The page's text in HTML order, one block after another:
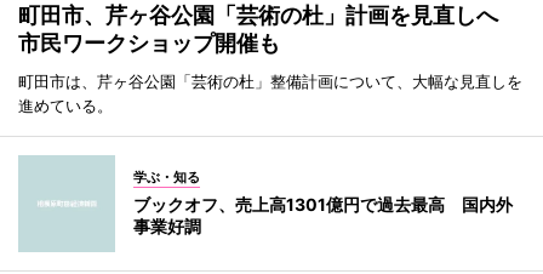
町田市、芹ヶ谷公園「芸術の杜」計画を見直しへ
市民ワークショップ開催も
町田市は、芹ヶ谷公園「芸術の杜」整備計画について、大幅な見直しを
進めている。
学ぶ・知る
ブックオフ、売上高1301億円で過去最高 国内外
事業好調